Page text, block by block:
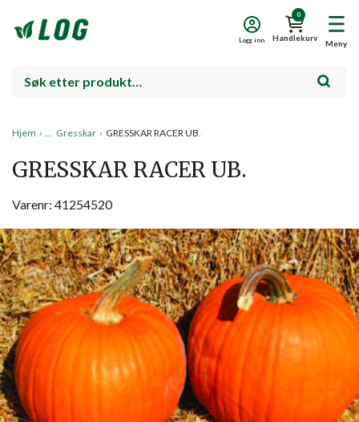
Meny
0
Handlekurv
Logg inn
Hjem › Gresskar › GRESSKAR RACER UB.
GRESSKAR RACER UB.
Varenr: 41254520